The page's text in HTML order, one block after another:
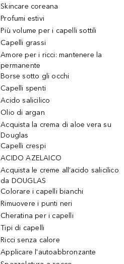
Skincare coreana
Profumi estivi
Più volume per i capelli sottili
Capelli grassi
Amore per i ricci: mantenere la
permanente
Borse sotto gli occhi
Capelli spenti
Acido salicilico
Olio di argan
Acquista la crema di aloe vera su
Douglas
Capelli crespi
ACIDO AZELAICO
Acquista le creme all’acido salicilico
da DOUGLAS
Colorare i capelli bianchi
Rimuovere i punti neri
Cheratina per i capelli
Tipi di capelli
Ricci senza calore
Applicare l'autoabbronzante